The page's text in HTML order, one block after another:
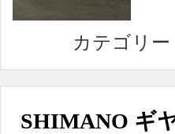
カテゴリー
SHIMANO ギ